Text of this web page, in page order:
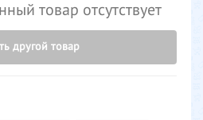
товар отсутствует
другой товар